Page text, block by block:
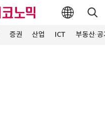
증권 산업 ICT 부동산·